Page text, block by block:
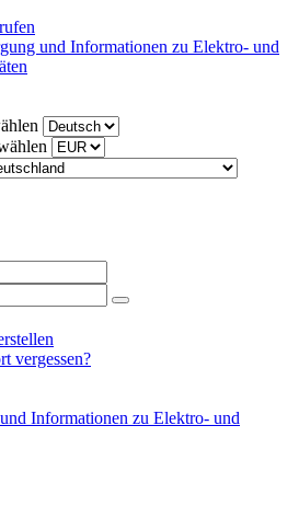
und Informationen zu Elektro- und
vergessen?
Informationen zu Elektro- und